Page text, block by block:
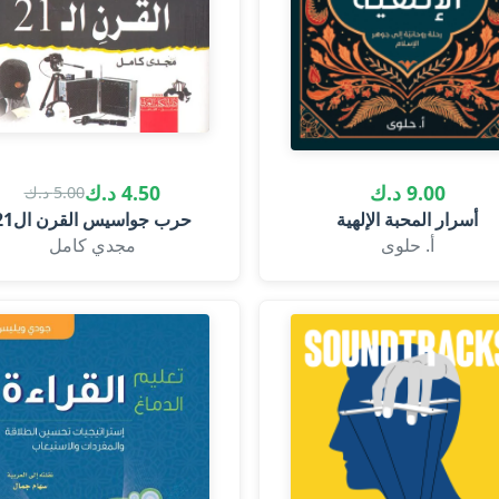
9.00 د.ك
أسرار المحبة الإلهية
أ. حلوى
4.50 د.ك 5.00 د.ك
حرب جواسيس القرن ال21
مجدي كامل